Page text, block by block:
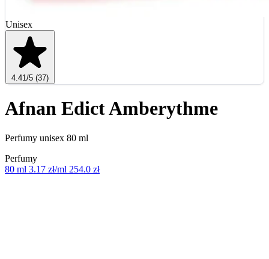
Unisex
4.41/5 (37)
Afnan Edict Amberythme
Perfumy unisex 80 ml
Perfumy
80 ml 3.17 zł/ml 254.0 zł